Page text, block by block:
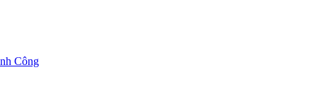
Công